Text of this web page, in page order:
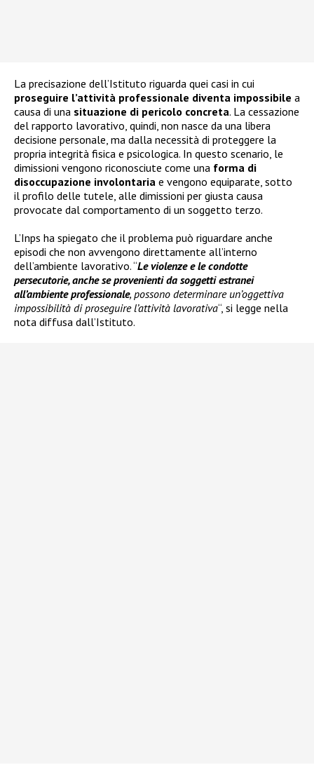
La precisazione dell’Istituto riguarda quei casi in cui
proseguire l’attività professionale diventa impossibile a
causa di una situazione di pericolo concreta. La cessazione
del rapporto lavorativo, quindi, non nasce da una libera
decisione personale, ma dalla necessità di proteggere la
propria integrità fisica e psicologica. In questo scenario, le
dimissioni vengono riconosciute come una forma di
disoccupazione involontaria e vengono equiparate, sotto
il profilo delle tutele, alle dimissioni per giusta causa
provocate dal comportamento di un soggetto terzo.
L’Inps ha spiegato che il problema può riguardare anche
episodi che non avvengono direttamente all’interno
dell’ambiente lavorativo. “Le violenze e le condotte
persecutorie, anche se provenienti da soggetti estranei
all’ambiente professionale, possono determinare un’oggettiva
impossibilità di proseguire l’attività lavorativa“, si legge nella
nota diffusa dall’Istituto.